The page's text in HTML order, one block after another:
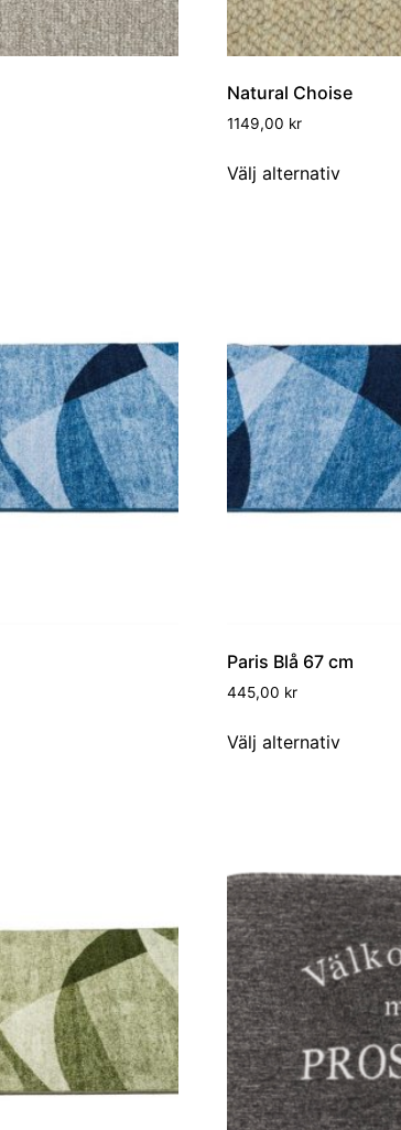
Natural Choise
1149,00 kr
Välj alternativ
Paris Blå 67 cm
445,00 kr
Välj alternativ